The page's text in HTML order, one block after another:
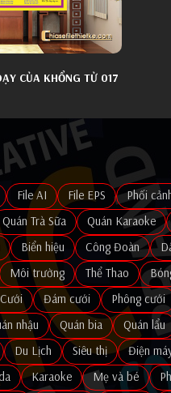
CỦA KHỔNG TỬ 017
File AI File EPS Phối
Quán Trà Sữa Quán Karaoke
Biển hiệu Công Đoàn
Môi trường Thể Thao
Đám cưới Phông cưới
nhậu Quán bia Quán lẩu
Du Lịch Siêu thị Điện
Karaoke Mẹ và bé